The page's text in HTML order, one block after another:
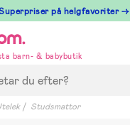
på helgfavoriter →
barn- & babybutik
Studsmattor